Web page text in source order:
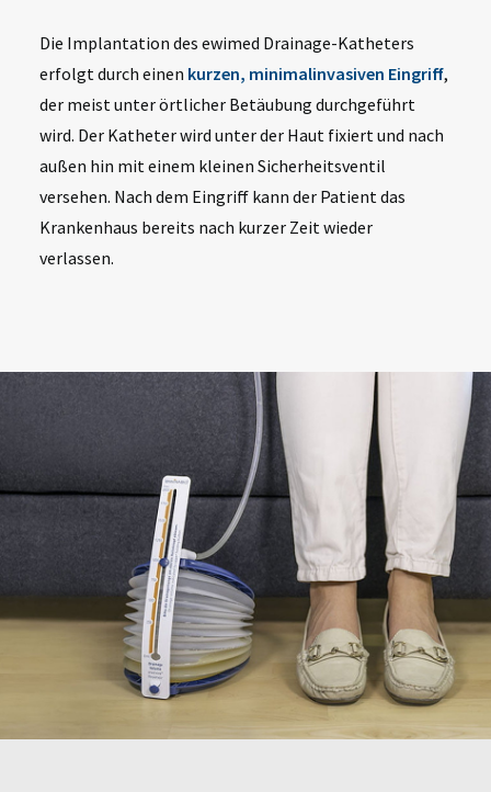
Die Implantation des ewimed Drainage-Katheters
erfolgt durch einen kurzen, minimalinvasiven Eingriff,
der meist unter örtlicher Betäubung durchgeführt
wird. Der Katheter wird unter der Haut fixiert und nach
außen hin mit einem kleinen Sicherheitsventil
versehen. Nach dem Eingriff kann der Patient das
Krankenhaus bereits nach kurzer Zeit wieder
verlassen.